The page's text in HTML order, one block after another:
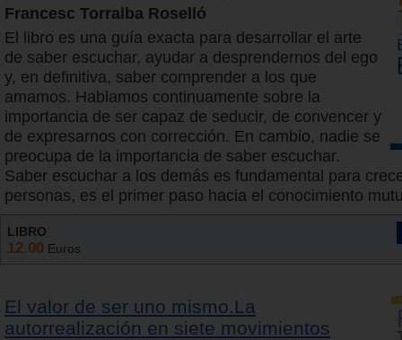
Francesc Torralba Roselló
El libro es una guía exacta para desarrollar el arte
de saber escuchar, ayudar a desprendernos del ego
y, en definitiva, saber comprender a los que
amamos. Hablamos continuamente sobre la
importancia de ser capaz de seducir, de convencer y
de expresarnos con corrección. En cambio, nadie se
preocupa de la importancia de saber escuchar.
Saber escuchar a los demás es fundamental para
personas, es el primer paso hacia el conocimiento
LIBRO
12.00 Euros
El valor de ser uno mismo.La
autorrealización en siete movimientos